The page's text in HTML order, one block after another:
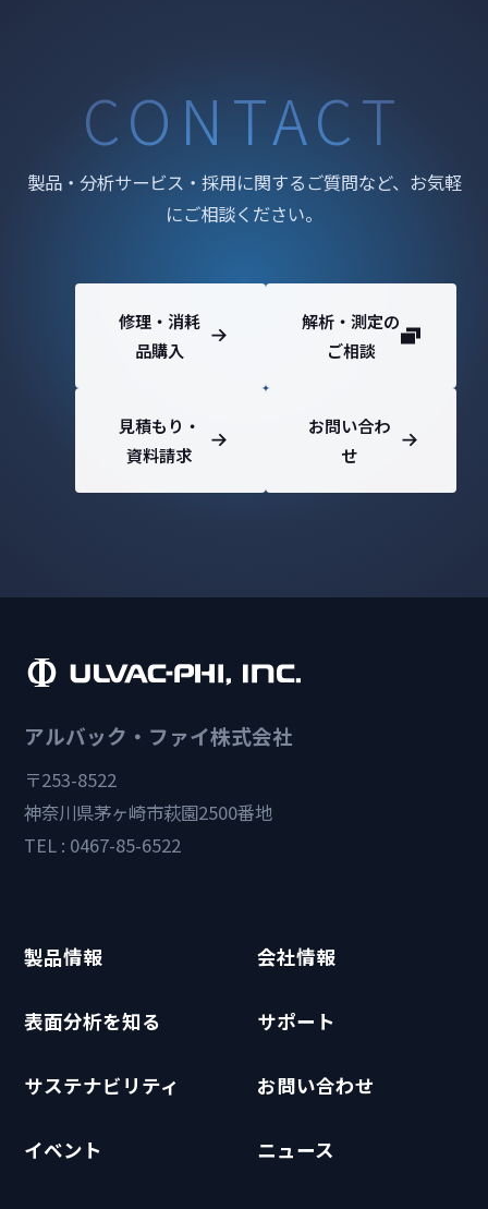
CONTACT
製品・分析サービス・採用に関するご質問など、お気軽
にご相談ください。
修理・消耗
品購入
解析・測定の
ご相談
見積もり・
資料請求
お問い合わ
せ
アルバック・ファイ株式会社
〒253-8522
神奈川県茅ヶ崎市萩園2500番地
TEL : 0467-85-6522
製品情報 会社情報
表面分析を知る サポート
サステナビリティ お問い合わせ
イベント ニュース